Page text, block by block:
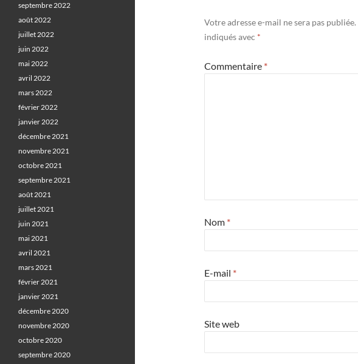
Votre adresse e-mail ne sera pas publiée.
indiqués avec *
Commentaire *
Nom *
E-mail *
Site web
septembre 2022
août 2022
juillet 2022
juin 2022
mai 2022
avril 2022
mars 2022
février 2022
janvier 2022
décembre 2021
novembre 2021
octobre 2021
septembre 2021
août 2021
juillet 2021
juin 2021
mai 2021
avril 2021
mars 2021
février 2021
janvier 2021
décembre 2020
novembre 2020
octobre 2020
septembre 2020